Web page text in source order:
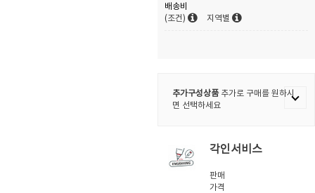
배송비
(조건)
지역별
추가구성상품추가로 구매를 원하시
면 선택하세요
각인서비스
판매
가격